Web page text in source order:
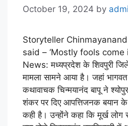
October 19, 2024 by
Storyteller
said – ‘Mostly fools come
News: मध्यप्रदेश के शिवपुरी
मामला सामने आया है। जहां
कथावाचक चिन्मयानंद बापू ने
शंकर पर दिए आपत्तिजनक बयान के
कही है। उन्होंने कहा कि मूर्ख लोग